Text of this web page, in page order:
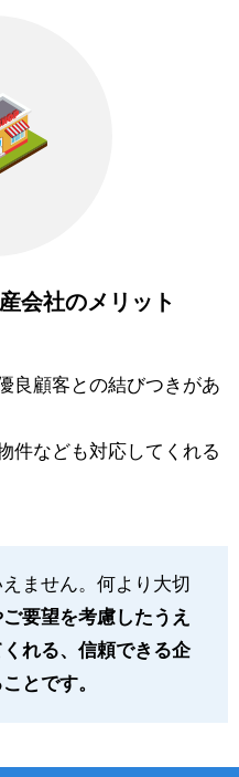
会社のメリット
良顧客との結びつきがあ
件なども対応してくれる
ません。何より大切
要望を考慮したうえ
れる、信頼できる企
とです。